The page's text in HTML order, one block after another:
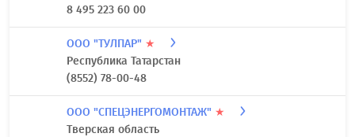
8 495 223 60 00
ООО "ТУЛПАР" ★
Республика Татарстан
(8552) 78-00-48
ООО "СПЕЦЭНЕРГОМОНТАЖ" ★
Тверская область